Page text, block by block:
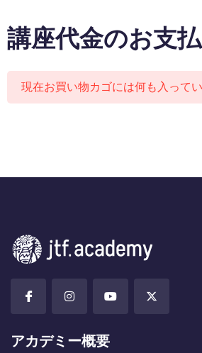
講座代金のお支
現在お買い物カゴには何も入ってい
アカデミー概要